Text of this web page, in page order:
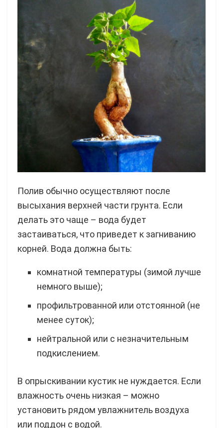
Полив обычно осуществляют после
высыхания верхней части грунта. Если
делать это чаще – вода будет
застаиваться, что приведет к загниванию
корней. Вода должна быть:
комнатной температуры (зимой лучше
немного выше);
профильтрованной или отстоянной (не
менее суток);
нейтральной или с незначительным
подкислением.
В опрыскивании кустик не нуждается. Если
влажность очень низкая – можно
установить рядом увлажнитель воздуха
или поддон с водой.